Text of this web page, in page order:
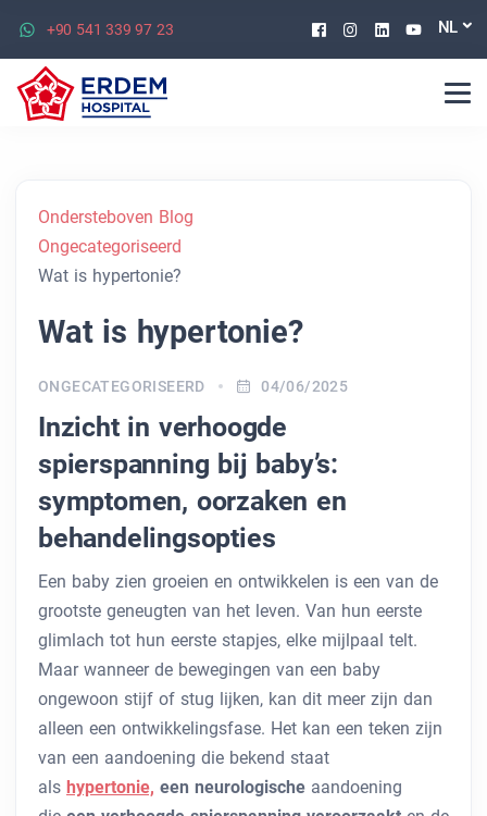
+90 541 339 97 23 Facebook
Instagram
Linkedin
NL
Ondersteboven Blog
Ongecategoriseerd
Wat is hypertonie?
Wat is hypertonie?
ONGECATEGORISEERD 04/06/2025
Inzicht in verhoogde
spierspanning bij baby’s:
symptomen, oorzaken en
behandelingsopties
Een baby zien groeien en ontwikkelen is een van de
grootste geneugten van het leven. Van hun eerste
glimlach tot hun eerste stapjes, elke mijlpaal telt.
Maar wanneer de bewegingen van een baby
ongewoon stijf of stug lijken, kan dit meer zijn dan
alleen een ontwikkelingsfase. Het kan een teken zijn
van een aandoening die bekend staat
als hypertonie, een neurologische aandoening